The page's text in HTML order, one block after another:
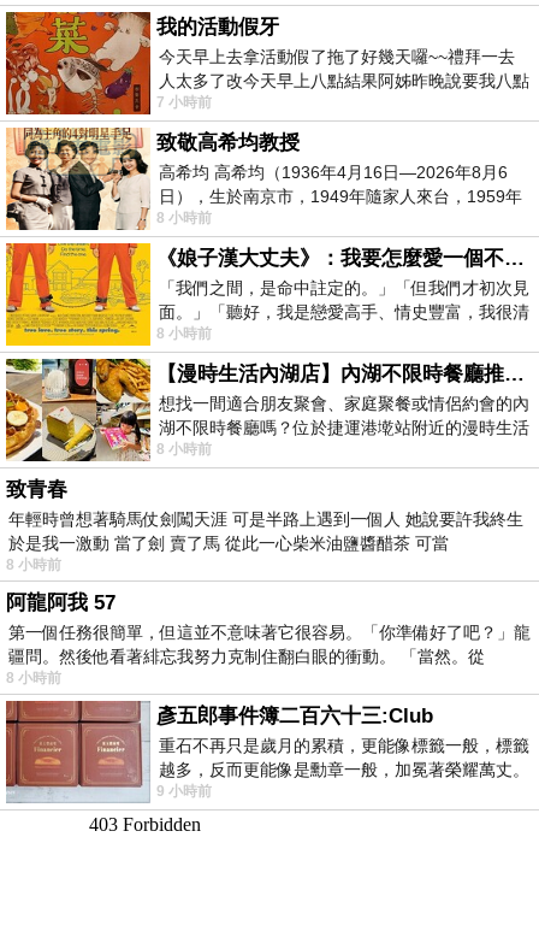
我的活動假牙
今天早上去拿活動假了拖了好幾天囉~~禮拜一去
人太多了改今天早上八點結果阿姊昨晚說要我八點
去西螺農會~回到莿桐都8點半多了
7 小時前
致敬高希均教授
高希均 高希均（1936年4月16日—2026年8月6
日），生於南京市，1949年隨家人來台，1959年
赴美深造並取得經濟發展博士學位。曾任
8 小時前
《娘子漢大丈夫》：我要怎麼愛一個不存在的人？
「我們之間，是命中註定的。」「但我們才初次見
面。」「聽好，我是戀愛高手、情史豐富，我很清
楚這種感覺，你我之間的那種感覺，現
8 小時前
【漫時生活內湖店】內湖不限時餐廳推薦｜捷運港墘站美食，聚餐、約會、家庭聚會首選，正餐甜點一次滿足
想找一間適合朋友聚會、家庭聚餐或情侶約會的內
湖不限時餐廳嗎？位於捷運港墘站附近的漫時生活
內湖店，從捷運站步行約4分鐘即可抵
8 小時前
致青春
年輕時曾想著騎馬仗劍闖天涯 可是半路上遇到一個人 她說要許我終生
於是我一激動 當了劍 賣了馬 從此一心柴米油鹽醬醋茶 可當
8 小時前
阿龍阿我 57
第一個任務很簡單，但這並不意味著它很容易。「你準備好了吧？」龍
疆問。然後他看著緋忘我努力克制住翻白眼的衝動。 「當然。從
8 小時前
彥五郎事件簿二百六十三:Club
重石不再只是歲月的累積，更能像標籤一般，標籤
越多，反而更能像是勳章一般，加冕著榮耀萬丈。
習慣一如縱容，成了再難輕輕放下的罪證
9 小時前